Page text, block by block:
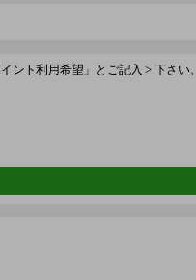
ト利用希望」とご記入 > 下さい。